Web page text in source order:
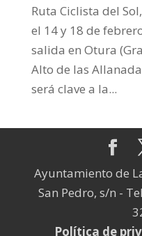
Ruta Ciclista del
el 14 y 18 de
salida en Otura
Alto de las
será clave a la...
Ayuntamiento de
San Pedro, s/n -
Política de